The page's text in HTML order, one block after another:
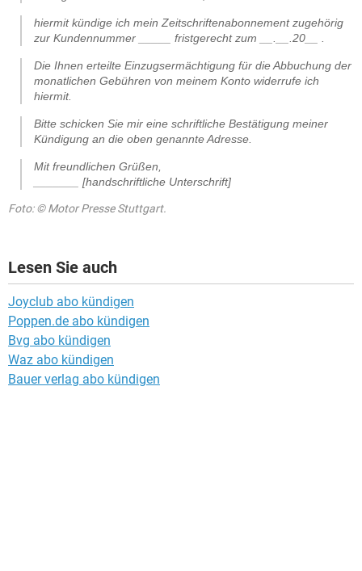
hiermit kündige ich mein Zeitschriftenabonnement zugehörig
zur Kundennummer _____ fristgerecht zum __.__.20__ .
Die Ihnen erteilte Einzugsermächtigung für die Abbuchung der
monatlichen Gebühren von meinem Konto widerrufe ich
hiermit.
Bitte schicken Sie mir eine schriftliche Bestätigung meiner
Kündigung an die oben genannte Adresse.
Mit freundlichen Grüßen,
_______ [handschriftliche Unterschrift]
Foto: © Motor Presse Stuttgart.
Lesen Sie auch
Joyclub abo kündigen
Poppen.de abo kündigen
Bvg abo kündigen
Waz abo kündigen
Bauer verlag abo kündigen